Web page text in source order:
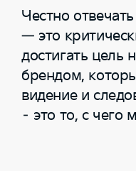
Честно
— это
достигать цель
брендом,
видение и
– это то, с чего